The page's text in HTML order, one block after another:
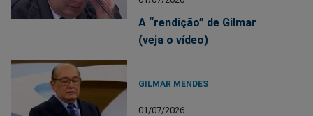
A “rendição” de Gilmar
(veja o vídeo)
GILMAR MENDES
01/07/2026